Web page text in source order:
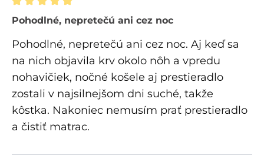
Recenzia s hodnotením 5 z 5 hviezdičiek
Pohodlné, nepretečú ani cez noc
Pohodlné, nepretečú ani cez noc. Aj keď sa
na nich objavila krv okolo nôh a vpredu
nohavičiek, nočné košele aj prestieradlo
zostali v najsilnejšom dni suché, takže
kôstka. Nakoniec nemusím prať prestieradlo
a čistiť matrac.